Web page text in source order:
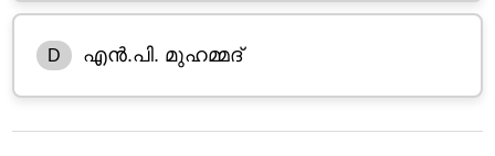
D എൻ.പി. മുഹമ്മദ്